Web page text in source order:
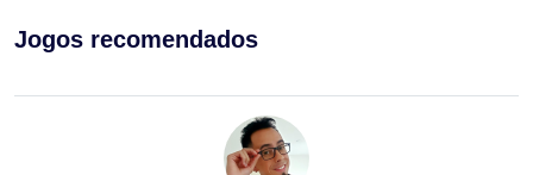
Jogos recomendados